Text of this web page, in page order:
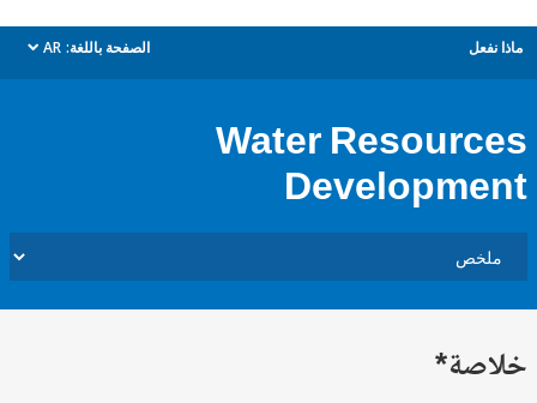
الصفحة باللغة: AR
dropdown
Water